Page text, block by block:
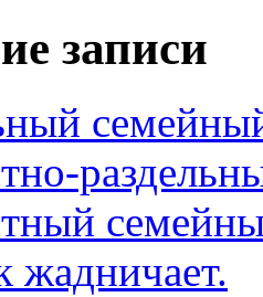
записи
жадничает.